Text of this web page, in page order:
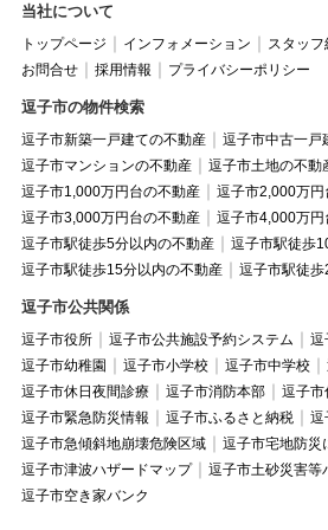
当社について
トップページ インフォメーション スタッフ
お問合せ
採用情報 プライバシーポリシー
逗子市の物件検索
逗子市新築一戸建ての不動産
逗子市中古一戸
逗子市マンションの不動産
逗子市土地の不動
逗子市1,000万円台の不動産
逗子市2,000万円
逗子市3,000万円台の不動産
逗子市4,000万円
逗子市駅徒歩5分以内の不動産
逗子市駅徒歩
逗子市駅徒歩15分以内の不動産
逗子市駅徒
逗子市公共関係
逗子市役所 逗子市公共施設予約システム
逗
逗子市幼稚園
逗子市小学校 逗子市中学校
逗子市休日夜間診療
逗子市消防本部
逗子市
逗子市緊急防災情報
逗子市ふるさと納税
逗
逗子市急傾斜地崩壊危険区域
逗子市宅地防災
逗子市津波ハザードマップ
逗子市土砂災害等
逗子市空き家バンク